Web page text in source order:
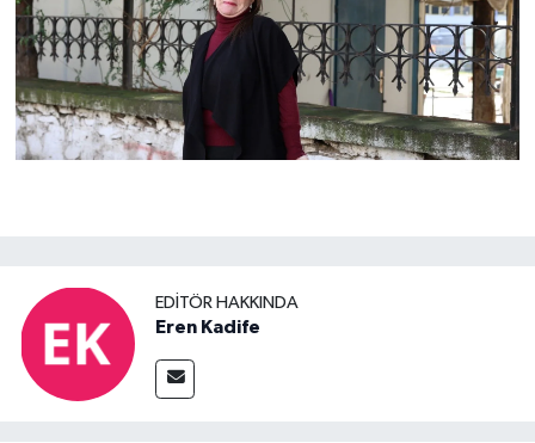
EDITÖR HAKKINDA
Eren Kadife